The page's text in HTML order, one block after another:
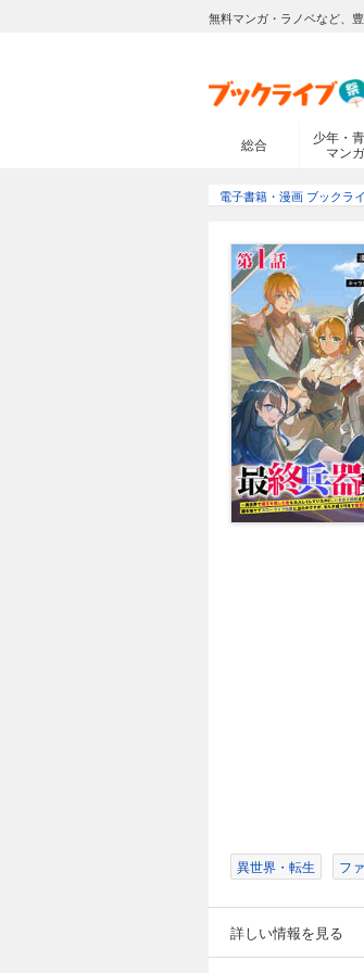
無料マンガ・ラノベなど、
総合
少年・
マンガ
電子書籍・漫画 ブックラ
異世界・転生 フ
詳しい情報を見る